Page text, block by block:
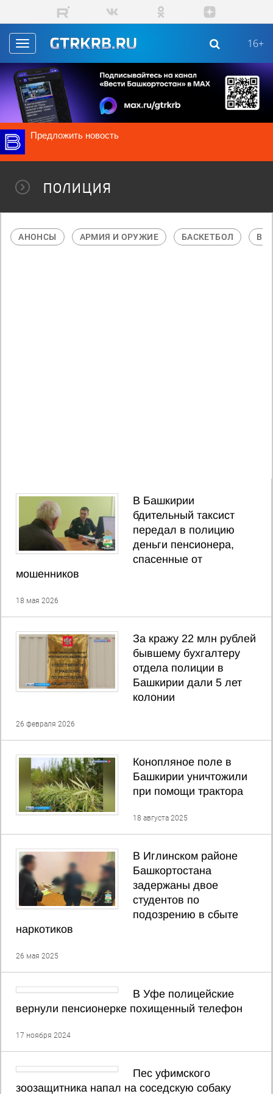
Перейти к основному содержанию
Toggle
navigation
16+
Предложить новость
полиция
АНОНСЫ АРМИЯ И ОРУЖИЕ БАСКЕТБОЛ В
В Башкирии
бдительный таксист
передал в полицию
деньги пенсионера,
спасенные от
мошенников
18 мая 2026
За кражу 22 млн рублей
бывшему бухгалтеру
отдела полиции в
Башкирии дали 5 лет
колонии
26 февраля 2026
Конопляное поле в
Башкирии уничтожили
при помощи трактора
18 августа 2025
В Иглинском районе
Башкортостана
задержаны двое
студентов по
подозрению в сбыте
наркотиков
26 мая 2025
В Уфе полицейские
вернули пенсионерке похищенный телефон
17 ноября 2024
Пес уфимского
зоозащитника напал на соседскую собаку